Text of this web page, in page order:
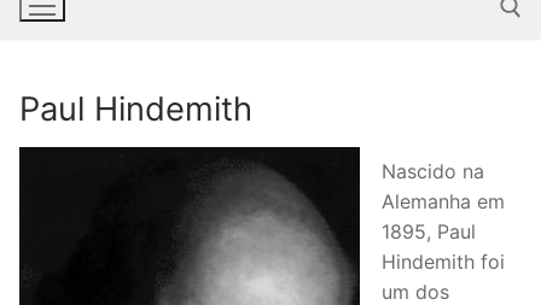
Paul Hindemith
Nascido na
Alemanha em
1895, Paul
Hindemith foi
um dos